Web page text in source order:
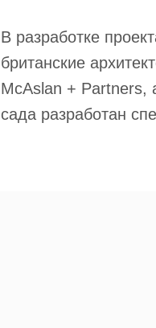
В разработке
британские
McAslan + Partners,
сада разработан